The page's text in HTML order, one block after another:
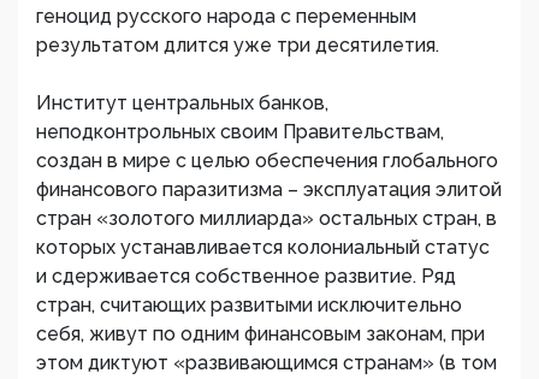
геноцид русского народа с переменным
результатом длится уже три десятилетия.
Институт центральных банков,
неподконтрольных своим Правительствам,
создан в мире с целью обеспечения глобального
финансового паразитизма – эксплуатация элитой
стран «золотого миллиарда» остальных стран, в
которых устанавливается колониальный статус
и сдерживается собственное развитие. Ряд
стран, считающих развитыми исключительно
себя, живут по одним финансовым законам, при
этом диктуют «развивающимся странам» (в том